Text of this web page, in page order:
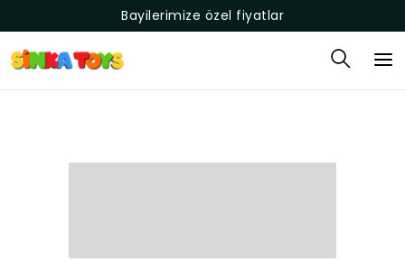
Bayilerimize özel fiyatlar